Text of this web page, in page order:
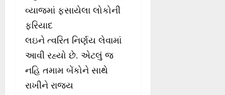
વ્યાજમાં ફસાયેલા લોકોની
ફરિયાદ
લઇને ત્વરિત નિર્ણય લેવામાં
આવી રહ્યો છે. એટલું જ
નહિ તમામ બેંકોને સાથે
રાખીને રાજ્ય